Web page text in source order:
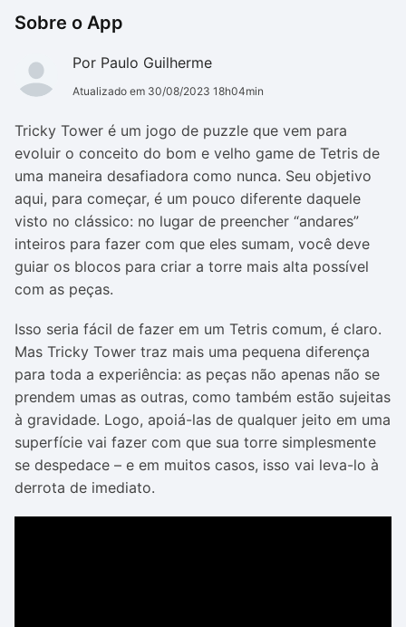
Sobre o App
Por Paulo Guilherme
Atualizado em 30/08/2023 18h04min
Tricky Tower é um jogo de puzzle que vem para
evoluir o conceito do bom e velho game de Tetris de
uma maneira desafiadora como nunca. Seu objetivo
aqui, para começar, é um pouco diferente daquele
visto no clássico: no lugar de preencher “andares”
inteiros para fazer com que eles sumam, você deve
guiar os blocos para criar a torre mais alta possível
com as peças.
Isso seria fácil de fazer em um Tetris comum, é claro.
Mas Tricky Tower traz mais uma pequena diferença
para toda a experiência: as peças não apenas não se
prendem umas as outras, como também estão sujeitas
à gravidade. Logo, apoiá-las de qualquer jeito em uma
superfície vai fazer com que sua torre simplesmente
se despedace – e em muitos casos, isso vai leva-lo à
derrota de imediato.